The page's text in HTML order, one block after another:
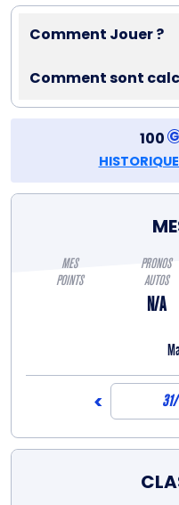
Comment Jouer ?
Comment sont
100
HISTORIQUE
MES
POINTS
PRONOS
AUTOS
N/A
<